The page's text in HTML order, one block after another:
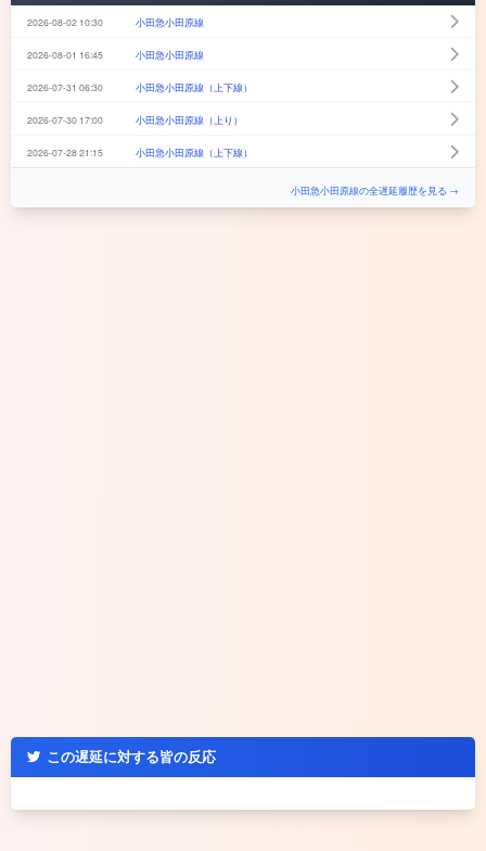
2026-08-02 10:30 小田急小田原線
2026-08-01 16:45 小田急小田原線
2026-07-31 06:30 小田急小田原線（上下線）
2026-07-30 17:00 小田急小田原線（上り）
2026-07-28 21:15 小田急小田原線（上下線）
小田急小田原線の全遅延履歴を見る →
この遅延に対する皆の反応